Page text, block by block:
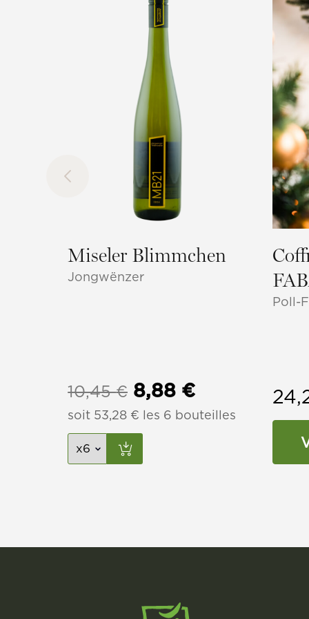
Miseler Blimmchen
Jongwënzer
10,45€ Le
prix
8,88 €Le
prix
soit 53,28 € les 6 bouteilles
Poll-